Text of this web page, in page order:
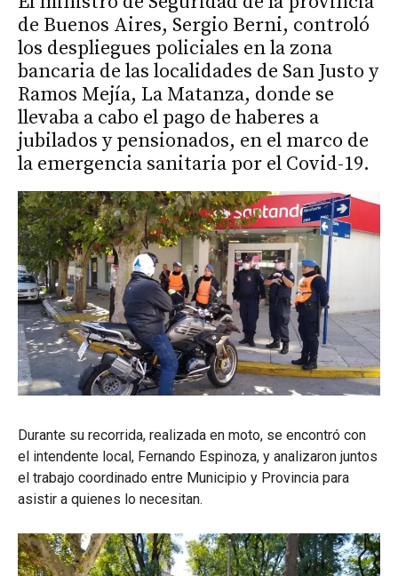
de Buenos Aires, Sergio Berni, controló
los despliegues policiales en la zona
bancaria de las localidades de San Justo y
Ramos Mejía, La Matanza, donde se
llevaba a cabo el pago de haberes a
jubilados y pensionados, en el marco de
la emergencia sanitaria por el Covid-19.
Durante su recorrida, realizada en moto, se encontró con
el intendente local, Fernando Espinoza, y analizaron juntos
el trabajo coordinado entre Municipio y Provincia para
asistir a quienes lo necesitan.